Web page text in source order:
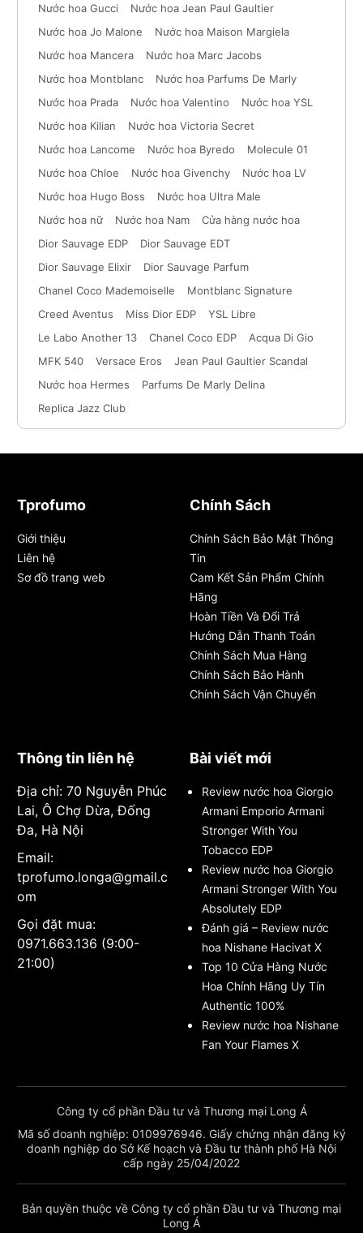
Nước hoa Gucci
Nước hoa Jean Paul Gaultier
Nước hoa Jo Malone
Nước hoa Maison Margiela
Nước hoa Mancera
Nước hoa Marc Jacobs
Nước hoa Montblanc
Nước hoa Parfums De Marly
Nước hoa Prada
Nước hoa Valentino
Nước hoa YSL
Nước hoa Kilian
Nước hoa Victoria Secret
Nước hoa Lancome
Nước hoa Byredo
Molecule 01
Nước hoa Chloe
Nước hoa Givenchy
Nước hoa LV
Nước hoa Hugo Boss
Nước hoa Ultra Male
Nước hoa nữ
Nước hoa Nam
Cửa hàng nước hoa
Dior Sauvage EDP
Dior Sauvage EDT
Dior Sauvage Elixir
Dior Sauvage Parfum
Chanel Coco Mademoiselle
Montblanc Signature
Creed Aventus
Miss Dior EDP
YSL Libre
Le Labo Another 13
Chanel Coco EDP
Acqua Di Gio
MFK 540
Versace Eros
Jean Paul Gaultier Scandal
Nước hoa Hermes
Parfums De Marly Delina
Replica Jazz Club
Tprofumo
Giới thiệu
Liên hệ
Sơ đồ trang web
Chính Sách
Chính Sách Bảo Mật Thông
Tin
Cam Kết Sản Phẩm Chính
Hãng
Hoàn Tiền Và Đổi Trả
Hướng Dẫn Thanh Toán
Chính Sách Mua Hàng
Chính Sách Bảo Hành
Chính Sách Vận Chuyển
Thông tin liên hệ
Địa chỉ: 70 Nguyễn Phúc
Lai, Ô Chợ Dừa, Đống
Đa, Hà Nội
Email:
tprofumo.longa@gmail.c
om
Gọi đặt mua:
0971.663.136 (9:00-
21:00)
Bài viết mới
Review nước hoa Giorgio
Armani Emporio Armani
Stronger With You
Tobacco EDP
Review nước hoa Giorgio
Armani Stronger With You
Absolutely EDP
Đánh giá – Review nước
hoa Nishane Hacivat X
Top 10 Cửa Hàng Nước
Hoa Chính Hãng Uy Tín
Authentic 100%
Review nước hoa Nishane
Fan Your Flames X
Công ty cổ phần Đầu tư và Thương mại Long Á
Mã số doanh nghiệp: 0109976946. Giấy chứng nhận đăng ký
doanh nghiệp do Sở Kế hoạch và Đầu tư thành phố Hà Nội
cấp ngày 25/04/2022
Bản quyền thuộc về Công ty cổ phần Đầu tư và Thương mại
Long Á